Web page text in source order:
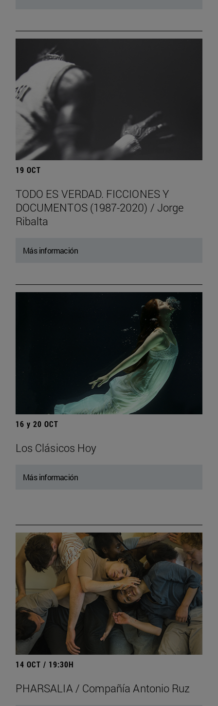
19 OCT
TODO ES VERDAD. FICCIONES Y
DOCUMENTOS (1987-2020) / Jorge
Ribalta
Más información
16 y 20 OCT
Los Clásicos Hoy
Más información
14 OCT / 19:30H
PHARSALIA / Compañía Antonio Ruz